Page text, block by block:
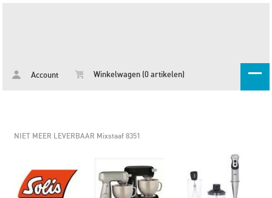
Account Winkelwagen (0 artikelen)
NIET MEER LEVERBAAR Mixstaaf 8351